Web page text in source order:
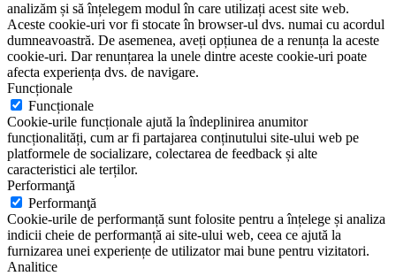
analizăm și să înțelegem modul în care utilizați acest site web.
Aceste cookie-uri vor fi stocate în browser-ul dvs. numai cu acordul
dumneavoastră. De asemenea, aveți opțiunea de a renunța la aceste
cookie-uri. Dar renunțarea la unele dintre aceste cookie-uri poate
afecta experiența dvs. de navigare.
Funcționale
Funcționale
Cookie-urile funcționale ajută la îndeplinirea anumitor
funcționalități, cum ar fi partajarea conținutului site-ului web pe
platformele de socializare, colectarea de feedback și alte
caracteristici ale terților.
Performanţă
Performanţă
Cookie-urile de performanță sunt folosite pentru a înțelege și analiza
indicii cheie de performanță ai site-ului web, ceea ce ajută la
furnizarea unei experiențe de utilizator mai bune pentru vizitatori.
Analitice